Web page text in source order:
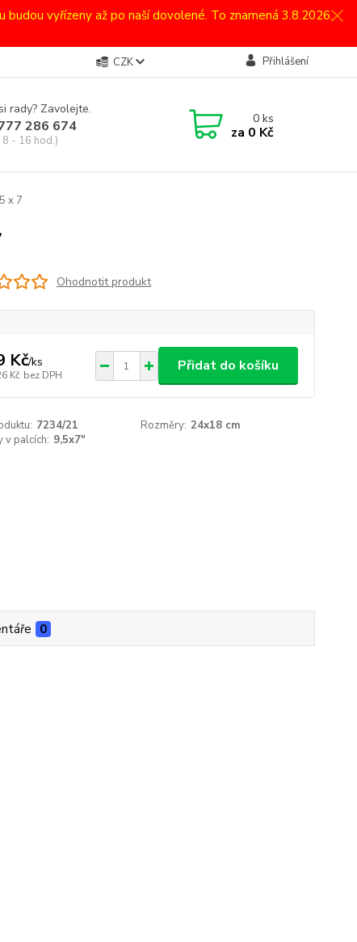
vyřízeny až po naší dovolené. To znamená 3.8.2026.
CZK Přihlášení
rady? Zavolejte.
286 674
8 - 16 hod.)
0ks
za 0 Kč
x 7
Ohodnotit produkt
Kč/ks
Kč bez DPH
Přidat do košíku
7234/21 Rozměry: 24x18 cm
v palcích: 9,5x7"
0